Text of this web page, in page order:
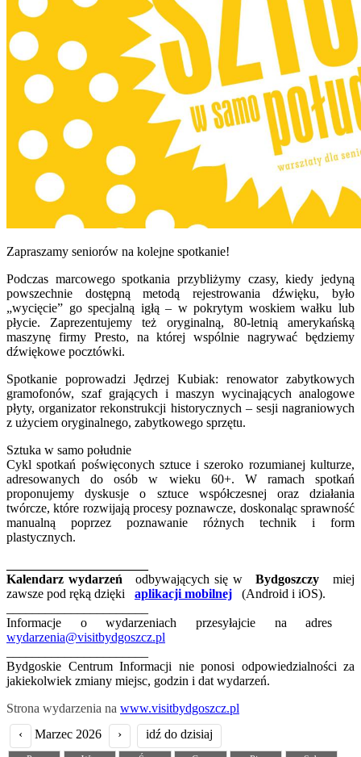
Zapraszamy seniorów na kolejne spotkanie!
Podczas marcowego spotkania przybliżymy czasy, kiedy jedyną
powszechnie dostępną metodą rejestrowania dźwięku, było
„wycięcie” go specjalną igłą – w pokrytym woskiem wałku lub
płycie. Zaprezentujemy też oryginalną, 80-letnią amerykańską
maszynę firmy Presto, na której wspólnie nagrywać będziemy
dźwiękowe pocztówki.
Spotkanie poprowadzi Jędrzej Kubiak: renowator zabytkowych
gramofonów, szaf grających i maszyn wycinających analogowe
płyty, organizator rekonstrukcji historycznych – sesji nagraniowych
z użyciem oryginalnego, zabytkowego sprzętu.
Sztuka w samo południe
Cykl spotkań poświęconych sztuce i szeroko rozumianej kulturze,
adresowanych do osób w wieku 60+. W ramach spotkań
proponujemy dyskusje o sztuce współczesnej oraz działania
twórcze, które rozwijają procesy poznawcze, doskonaląc sprawność
manualną poprzez poznawanie różnych technik i form
plastycznych.
Kalendarz wydarzeńodbywających się wBydgoszczymiej
zawsze pod ręką dzięki aplikacji mobilnej
(Android i iOS).
Informacje o wydarzeniach przesyłajcie na adres
wydarzenia@visitbydgoszcz.pl
Bydgoskie Centrum Informacji nie ponosi odpowiedzialności za
jakiekolwiek zmiany miejsc, godzin i dat wydarzeń.
Strona wydarzenia na www.visitbydgoszcz.pl
‹
Marzec 2026 › idź do dzisiaj